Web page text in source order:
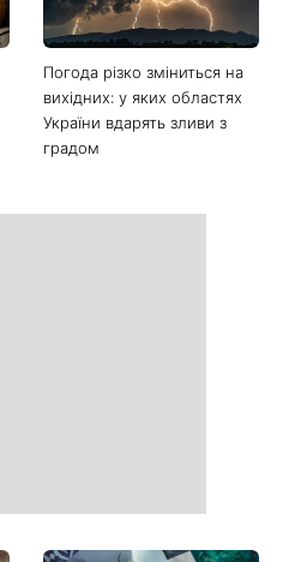
Погода різко зміниться на
вихідних: у яких областях
України вдарять зливи з
градом